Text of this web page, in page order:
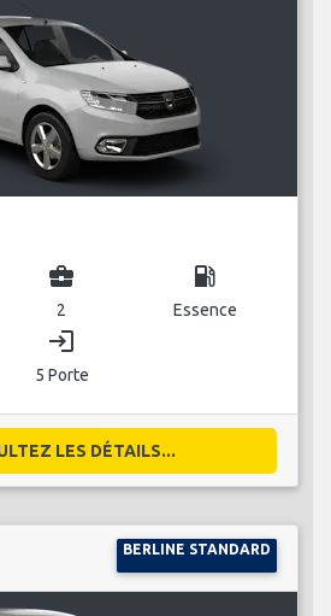
business_center
2
local_gas_station
Essence
login
5 Porte
LES DÉTAILS...
BERLINE STANDARD